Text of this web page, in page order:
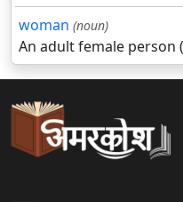
woman (noun)
An adult female person